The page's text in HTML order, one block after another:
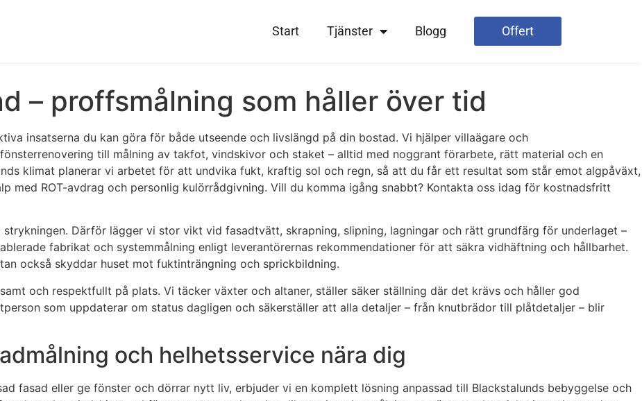
Start Tjänster Blogg Offert
– proffsmålning som håller över tid
insatserna du kan göra för både utseende och livslängd på din bostad. Vi hjälper villaägare och
till målning av takfot, vindskivor och staket – alltid med noggrant förarbete, rätt material och en
klimat planerar vi arbetet för att undvika fukt, kraftig sol och regn, så att du får ett resultat som står emot algpåväxt,
med ROT-avdrag och personlig kulörrådgivning. Vill du komma igång snabbt? Kontakta oss idag för kostnadsfritt
Därför lägger vi stor vikt vid fasadtvätt, skrapning, slipning, lagningar och rätt grundfärg för underlaget –
fabrikat och systemmålning enligt leverantörernas rekommendationer för att säkra vidhäftning och hållbarhet.
också skyddar huset mot fuktinträngning och sprickbildning.
och respektfullt på plats. Vi täcker växter och altaner, ställer säker ställning där det krävs och håller god
som uppdaterar om status dagligen och säkerställer att alla detaljer – från knutbrädor till plåtdetaljer – blir
och helhetsservice nära dig
fasad eller ge fönster och dörrar nytt liv, erbjuder vi en komplett lösning anpassad till Blackstalunds bebyggelse och